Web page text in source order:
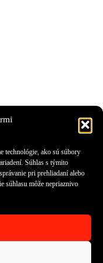
technológie, ako sú súbory
Súhlas s týmito
pri prehliadaní alebo
súhlasu môže nepriaznivo